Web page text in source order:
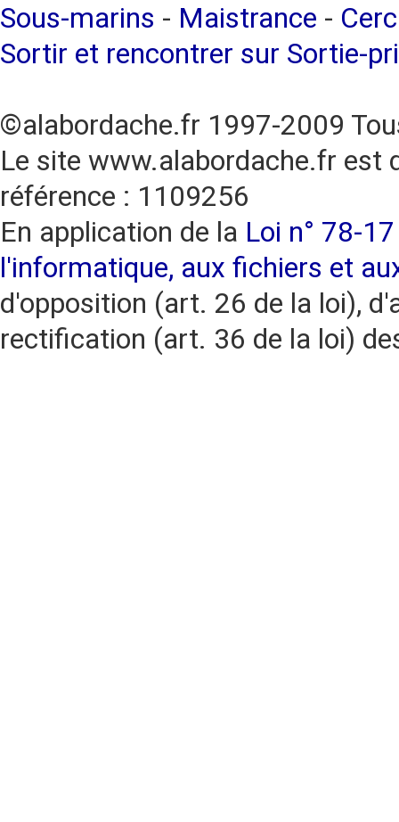
Sous-marins - Maistrance -
Sortir et rencontrer sur Sortie-
©alabordache.fr 1997-2009
Le site www.alabordache.fr est
référence : 1109256
En application de la Loi n° 78-
l'informatique, aux fichiers et
d'opposition (art. 26 de la loi),
rectification (art. 36 de la loi)